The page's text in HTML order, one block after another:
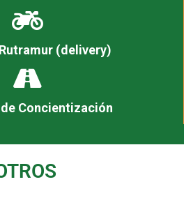
(delivery)
Concientización